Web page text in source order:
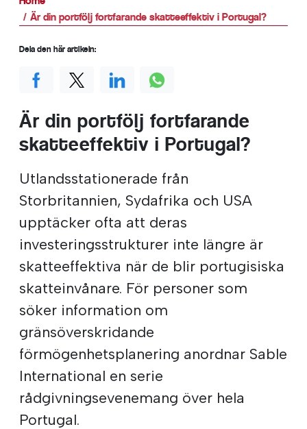
Är din portfölj fortfarande skatteeffektiv i Portugal?
Är din portfölj fortfarande
skatteeffektiv i Portugal?
Utlandsstationerade från
Storbritannien, Sydafrika och USA
upptäcker ofta att deras
investeringsstrukturer inte längre är
skatteeffektiva när de blir portugisiska
skatteinvånare. För personer som
söker information om
gränsöverskridande
förmögenhetsplanering anordnar Sable
International en serie
rådgivningsevenemang över hela
Portugal.
Dela den här artikeln: